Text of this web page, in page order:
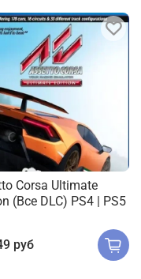
Corsa Ultimate
(Все DLC) PS4 | PS5
руб